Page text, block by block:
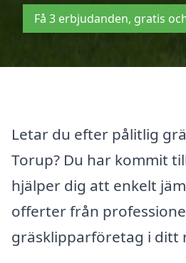
Få 3 erbjudanden, gratis
Letar du efter pålitlig
Torup? Du har kommit
hjälper dig att enkelt
offerter från
gräsklipparföretag i ditt